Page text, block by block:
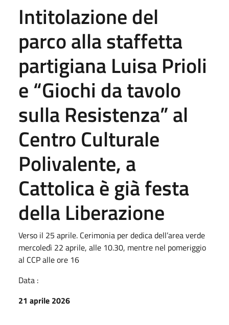
Intitolazione del
parco alla staffetta
partigiana Luisa Prioli
e “Giochi da tavolo
sulla Resistenza” al
Centro Culturale
Polivalente, a
Cattolica è già festa
della Liberazione
Verso il 25 aprile. Cerimonia per dedica dell’area verde
mercoledì 22 aprile, alle 10.30, mentre nel pomeriggio
al CCP alle ore 16
Data :
21 aprile 2026